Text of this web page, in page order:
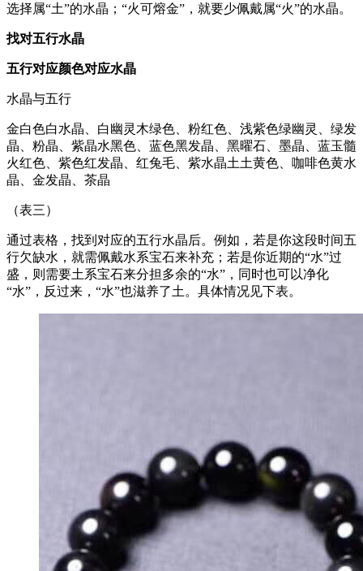
选择属“土”的水晶；“火可熔金”，就要少佩戴属“火”的水晶。
找对五行水晶
五行对应颜色对应水晶
水晶与五行
金白色白水晶、白幽灵木绿色、粉红色、浅紫色绿幽灵、绿发
晶、粉晶、紫晶水黑色、蓝色黑发晶、黑曜石、墨晶、蓝玉髓
火红色、紫色红发晶、红兔毛、紫水晶土土黄色、咖啡色黄水
晶、金发晶、茶晶
（表三）
通过表格，找到对应的五行水晶后。例如，若是你这段时间五
行欠缺水，就需佩戴水系宝石来补充；若是你近期的“水”过
盛，则需要土系宝石来分担多余的“水”，同时也可以净化
“水”，反过来，“水”也滋养了土。具体情况见下表。